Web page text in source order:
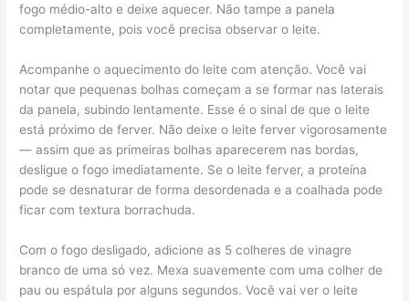
fogo médio-alto e deixe aquecer. Não tampe a panela
completamente, pois você precisa observar o leite.
Acompanhe o aquecimento do leite com atenção. Você vai
notar que pequenas bolhas começam a se formar nas laterais
da panela, subindo lentamente. Esse é o sinal de que o leite
está próximo de ferver. Não deixe o leite ferver vigorosamente
— assim que as primeiras bolhas aparecerem nas bordas,
desligue o fogo imediatamente. Se o leite ferver, a proteína
pode se desnaturar de forma desordenada e a coalhada pode
ficar com textura borrachuda.
Com o fogo desligado, adicione as 5 colheres de vinagre
branco de uma só vez. Mexa suavemente com uma colher de
pau ou espátula por alguns segundos. Você vai ver o leite